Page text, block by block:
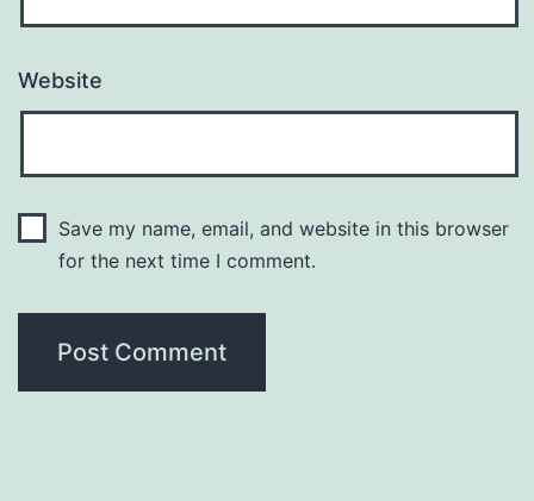
Website
Save my name, email, and website in this browser
for the next time I comment.